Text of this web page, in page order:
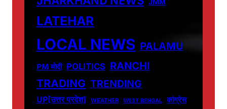
JMM
LATEHAR
LOCAL NEWS PALAMU
PM मोदी POLITICS RANCHI
TRADING TRENDING
UP[उत्तर प्रदेश] WEATHER WEST BENGAL कांग्रेस